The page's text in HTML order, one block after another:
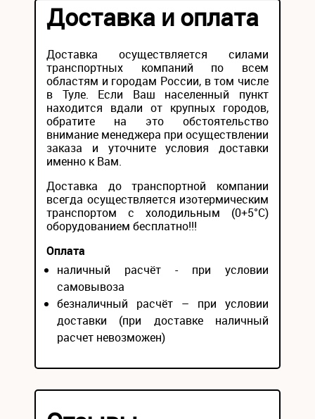
Доставка и оплата
Доставка осуществляется силами
транспортных компаний по всем
областям и городам России, в том числе
в Туле. Если Ваш населенный пункт
находится вдали от крупных городов,
обратите на это обстоятельство
внимание менеджера при осуществлении
заказа и уточните условия доставки
именно к Вам.
Доставка до транспортной компании
всегда осуществляется изотермическим
транспортом с холодильным (0+5°С)
оборудованием бесплатно!!!
Оплата
наличный расчёт - при условии
самовывоза
безналичный расчёт – при условии
доставки (при доставке наличный
расчет невозможен)